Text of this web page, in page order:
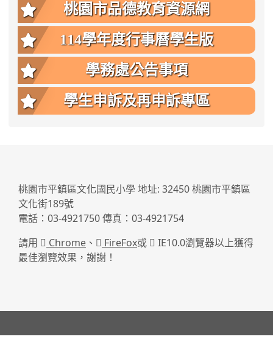
桃園市品德教育資源網
114學年度行事曆學生版
學務處公告事項
學生申訴及再申訴專區
桃園市平鎮區文化國民小學 地址: 32450 桃園市平鎮區
文化街189號
電話：03-4921750 傳真：03-4921754
請用
Chrome 、 FireFox或
IE10.0瀏覽器以上獲得
最佳瀏覽效果，謝謝！